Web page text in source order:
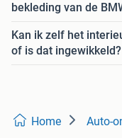
bekleding van de
Kan ik zelf het
of is dat ingewikkeld?
Home Auto-